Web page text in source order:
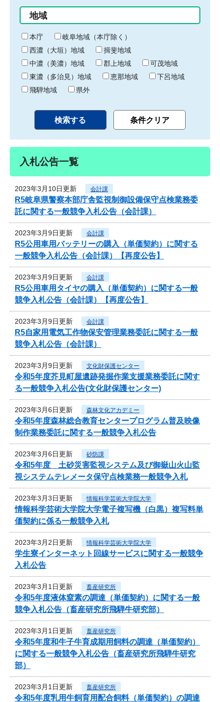
始
り
間
終
わ
り
地域
本庁
岐阜地域（本庁除く）
西濃（大垣）地域
揖斐地域
中濃（美濃）地域
郡上地域
可茂地域
東濃（多治見）地域
恵那地域
下呂地域
飛騨地域
県外
入札公告一覧
2023年3月10日更新 会計課
R5岐阜県警察本部庁舎監視制御設備保守点検業務委
託に関する一般競争入札公告（会計課）
2023年3月9日更新 会計課
R5公用車用バッテリーの購入（単価契約）に関する
一般競争入札公告（会計課）【再度公告】
2023年3月9日更新 会計課
R5公用車用タイヤの購入（単価契約）に関する一般
競争入札公告（会計課）【再度公告】
2023年3月9日更新 会計課
R5自家用電気工作物保安管理業務委託に関する一般
競争入札公告（会計課）
2023年3月9日更新 文化財保護センター
令和5年度芥見町屋遺跡発掘作業支援業務委託に関す
る一般競争入札公告(文化財保護センター)
2023年3月6日更新 森林文化アカデミー
令和5年度森林総合教育センタープログラム普及映像
制作業務委託に関する一般競争入札公告
2023年3月6日更新 砂防課
令和5年度 土砂災害監視システム及び御嶽山火山監
視システムテレメータ保守点検業務一般競争入札
2023年3月3日更新 情報科学芸術大学院大学
情報科学芸術大学院大学電子複写機（白黒）複写料単
価契約に係る一般競争入札
2023年3月2日更新 情報科学芸術大学院大学
学生寮インターネット回線サービスに関する一般競争
入札公告
2023年3月1日更新 畜産研究所
令和5年度液体窒素の調達（単価契約）に関する一般
競争入札公告（畜産研究所飛騨牛研究部）
2023年3月1日更新 畜産研究所
令和5年度和牛子牛育成期用飼料の調達（単価契約）
に関する一般競争入札公告（畜産研究所飛騨牛研究
部）
2023年3月1日更新 畜産研究所
令和5年度乳用牛飼育用配合飼料（単価契約）の調達